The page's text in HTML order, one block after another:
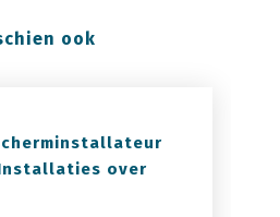
ook
over